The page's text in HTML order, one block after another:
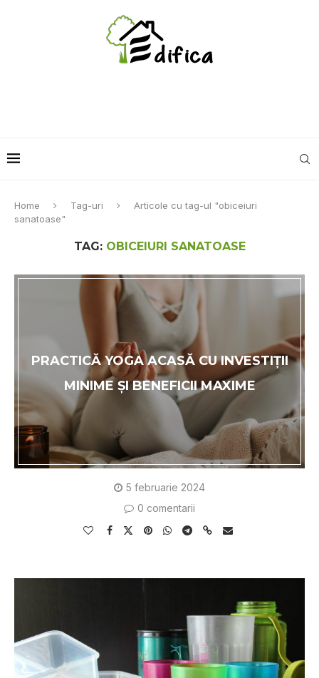
Home Tag-uri
Articole cu tag-ul "obiceiuri
sanatoase"
TAG: OBICEIURI SANATOASE
PRACTICĂ YOGA ACASĂ CU INVESTIȚII
MINIME ȘI BENEFICII MAXIME
5 februarie 2024
0 comentarii